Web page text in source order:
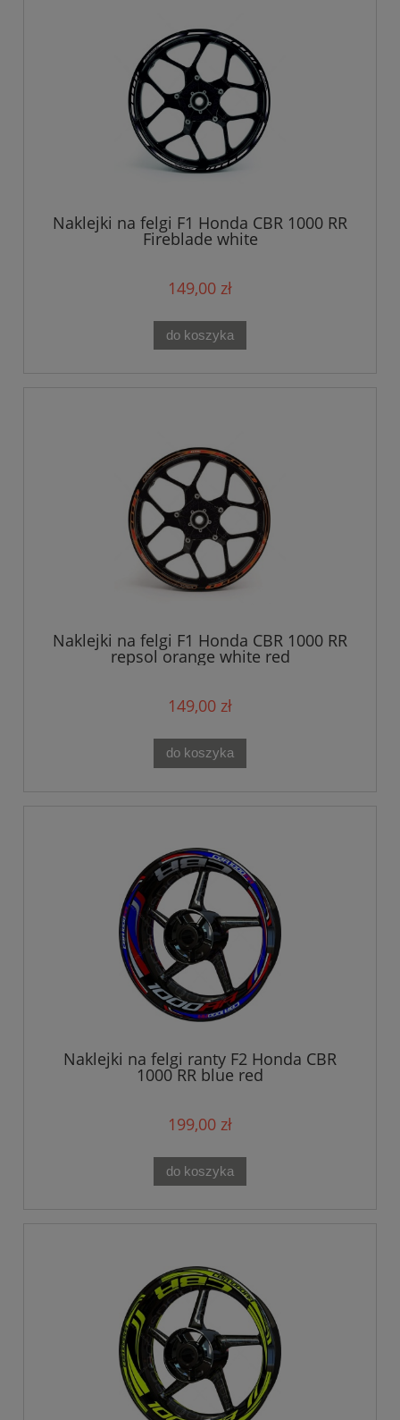
Naklejki na felgi F1 Honda CBR 1000 RR
Fireblade white
149,00 zł
do koszyka
Naklejki na felgi F1 Honda CBR 1000 RR
repsol orange white red
149,00 zł
do koszyka
Naklejki na felgi ranty F2 Honda CBR
1000 RR blue red
199,00 zł
do koszyka